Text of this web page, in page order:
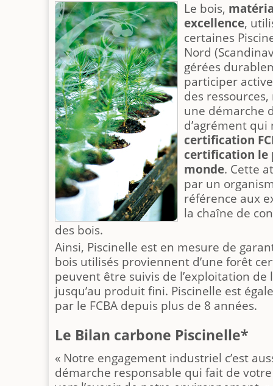
Le bois,
excellence,
certaines
Nord
gérées
participer
des
une démarche
d’agrément
certification
certification le
monde. Cette
par un
référence aux
la chaîne de
des bois.
Ainsi, Piscinelle est en mesure de
bois utilisés proviennent d’une forêt
peuvent être suivis de l’exploitation de
jusqu’au produit fini. Piscinelle est
par le FCBA depuis plus de 8 années.
Le Bilan carbone Piscinelle*
« Notre engagement industriel c’est
démarche responsable qui fait de